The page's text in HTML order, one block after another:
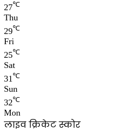
27℃
Thu
29℃
Fri
25℃
Sat
31℃
Sun
32℃
Mon
लाइव क्रिकेट स्कोर